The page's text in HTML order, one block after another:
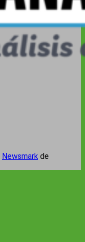
Newsmark de